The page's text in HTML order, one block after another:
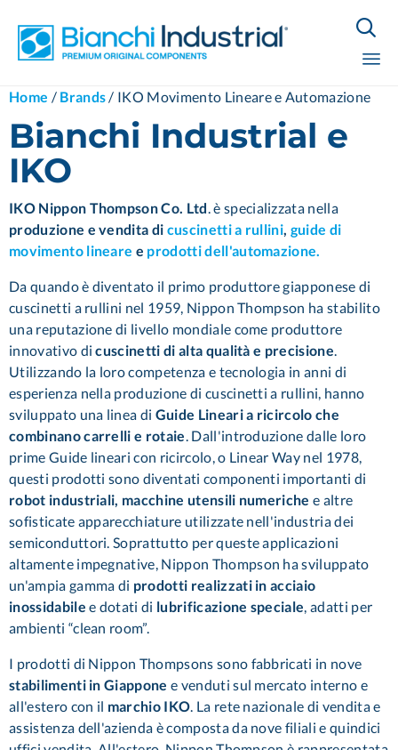

Home / Brands/ IKO Movimento Lineare e Automazione
Bianchi Industrial e
IKO
IKO Nippon Thompson Co. Ltd. è specializzata nella
produzione e vendita di cuscinetti a rullini, guide di
movimento lineare e prodotti dell'automazione.
Da quando è diventato il primo produttore giapponese di
cuscinetti a rullini nel 1959, Nippon Thompson ha stabilito
una reputazione di livello mondiale come produttore
innovativo dicuscinetti di alta qualità e precisione.
Utilizzando la loro competenza e tecnologia in anni di
esperienza nella produzione di cuscinetti a rullini, hanno
sviluppato una linea di Guide Lineari a ricircolo che
combinano carrelli e rotaie. Dall'introduzione dalle loro
prime Guide lineari con ricircolo, o Linear Way nel 1978,
questi prodotti sono diventati componenti importanti di
robot industriali, macchine utensili numeriche e altre
sofisticate apparecchiature utilizzate nell'industria dei
semiconduttori. Soprattutto per queste applicazioni
altamente impegnative, Nippon Thompson ha sviluppato
un'ampia gamma di prodotti realizzati in acciaio
inossidabilee dotati di lubrificazione speciale, adatti per
ambienti “clean room”.
I prodotti di Nippon Thompsons sono fabbricati in nove
stabilimenti in Giappone e venduti sul mercato interno e
all'estero con il marchio IKO. La rete nazionale di vendita e
assistenza dell'azienda è composta da nove filiali e quindici